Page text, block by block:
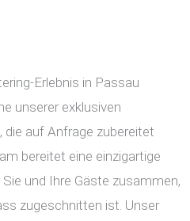
Erlebnis in Passau
unserer exklusiven
auf Anfrage zubereitet
bereitet eine einzigartige
und Ihre Gäste zusammen,
zugeschnitten ist. Unser